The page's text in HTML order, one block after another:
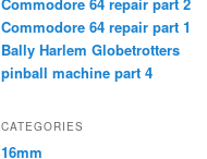
Commodore 64 repair part 1
Bally Harlem Globetrotters
pinball machine part 4
CATEGORIES
16mm